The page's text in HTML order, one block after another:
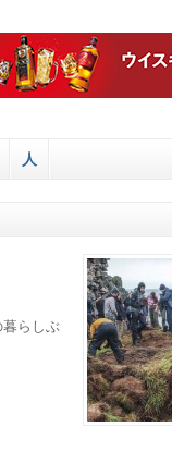
人
らしぶ